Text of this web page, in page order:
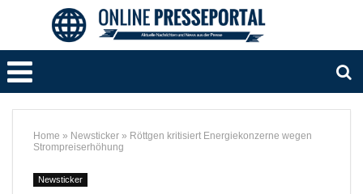
Home » Newsticker » Röttgen kritisiert Energiekonzerne wegen
Strompreiserhöhung
Newsticker